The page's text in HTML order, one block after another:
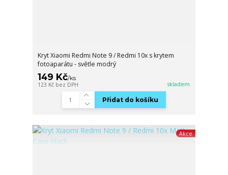
Kryt Xiaomi Redmi Note 9 / Redmi 10x s krytem
fotoaparátu - světle modrý
149 Kč/ks
123 Kč bez DPH skladem
Přidat do košíku
Akce